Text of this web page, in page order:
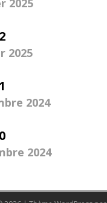
2025
2024
2024